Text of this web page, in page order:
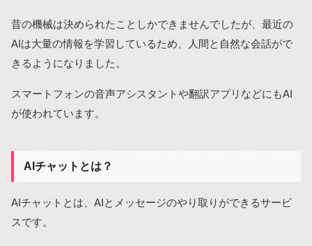
昔の機械は決められたことしかできませんでしたが、最近の
AIは大量の情報を学習しているため、人間と自然な会話がで
きるようになりました。
スマートフォンの音声アシスタントや翻訳アプリなどにもAI
が使われています。
AIチャットとは？
AIチャットとは、AIとメッセージのやり取りができるサービ
スです。